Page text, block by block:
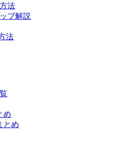
法
プ解説
法
め
とめ